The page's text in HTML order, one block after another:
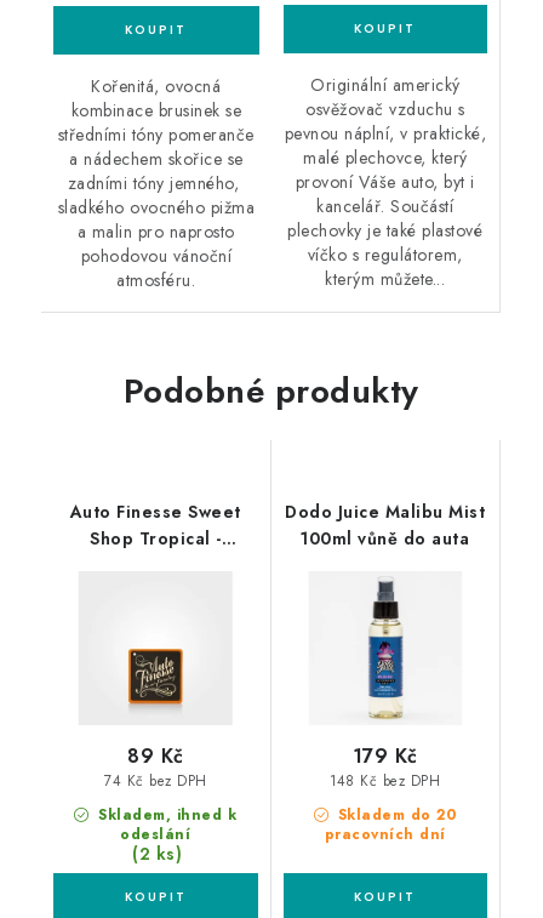
Kořenitá, ovocná
kombinace brusinek se
středními tóny pomeranče
a nádechem skořice se
zadními tóny jemného, ​​
sladkého ovocného pižma
a malin pro naprosto
pohodovou vánoční
atmosféru.
Originální americký
osvěžovač vzduchu s
pevnou náplní, v praktické,
malé plechovce, který
provoní Váše auto, byt i
kancelář. Součástí
plechovky je také plastové
víčko s regulátorem,
kterým můžete...
Podobné produkty
Auto Finesse Sweet
Shop Tropical -
Skladem, ihned k
odeslání
(2 ks)
74 Kč bez DPH
89 Kč
Dodo Juice Malibu Mist
100ml vůně do auta
Skladem do 20
pracovních dní
148 Kč bez DPH
179 Kč